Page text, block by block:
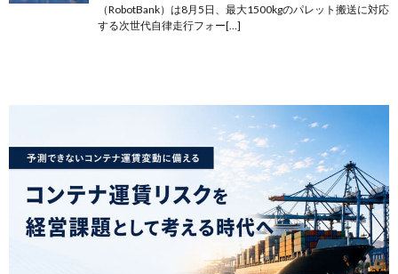
（RobotBank）は8月5日、最大1500kgのパレット搬送に対応
する次世代自律走行フォー[…]